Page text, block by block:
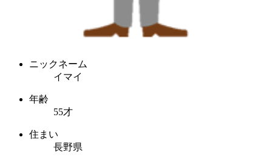
ニックネーム
イマイ
年齢
55才
住まい
長野県